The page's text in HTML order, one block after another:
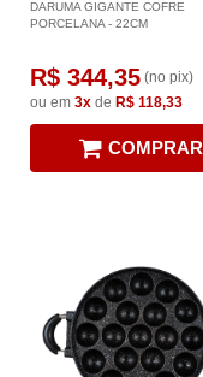
DARUMA GIGANTE COFRE
PORCELANA - 22CM
R$ 344,35 (no pix)
ou em 3x de R$ 118,33
COMPRAR